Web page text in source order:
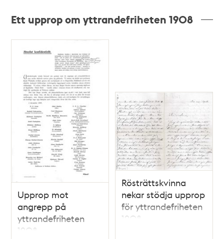
Ett upprop om yttrandefriheten 1908
Upprop mot
angrepp på
yttrandefriheten
1908
Rösträttskvinna
nekar stödja upprop
för yttrandefriheten
1908